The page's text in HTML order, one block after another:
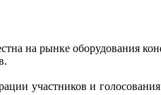
на рынке оборудования
участников и